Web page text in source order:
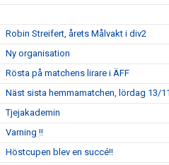
Robin Streifert, årets Målvakt i div2
Ny organisation
Rösta på matchens lirare i ÄFF
Näst sista hemmamatchen, lördag 13/
Tjejakademin
Varning !!
Höstcupen blev en succé!!